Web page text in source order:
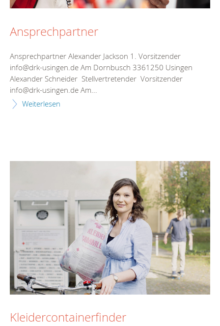
Ansprechpartner
Ansprechpartner Alexander Jackson 1. Vorsitzender
info@drk-usingen.de Am Dornbusch 3361250 Usingen
Alexander Schneider Stellvertretender Vorsitzender
info@drk-usingen.de Am...
Weiterlesen
Kleidercontainerfinder